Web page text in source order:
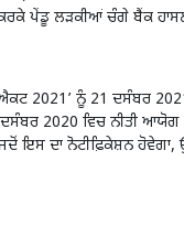
ਕਰਕੇ ਪੇਂਡੂ ਲੜਕੀਆਂ ਚੰਗੇ ਬੈਂਕ
2021’ ਨੂੰ 21 ਦਸੰਬਰ
2020 ਵਿਚ ਨੀਤੀ
ਇਸ ਦਾ ਨੋਟੀਫ਼ਿਕੇਸ਼ਨ ਹੋਵੇਗਾ,